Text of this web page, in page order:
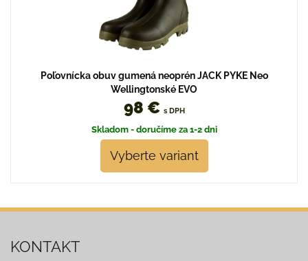
Poľovnícka obuv gumená neoprén JACK PYKE Neo
Wellingtonské EVO
98 € s DPH
Skladom - doručíme za 1-2 dni
Vyberte variant
KONTAKT